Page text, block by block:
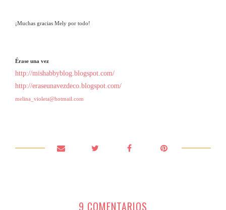
¡Muchas gracias Mely por todo!
Érase una vez
http://mishabbyblog.blogspot.com/
http://eraseunavezdeco.blogspot.com/
melina_violeta@hotmail.com
9 COMENTARIOS